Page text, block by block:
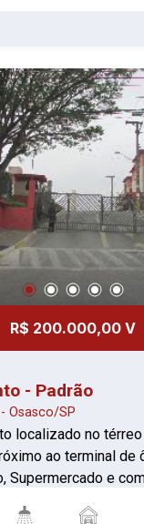
Área de serviço
em
para quem
praticidade e bom
R$ 200.000,00 V
- Padrão
Osasco/SP
no térreo
ao terminal de
Supermercado e